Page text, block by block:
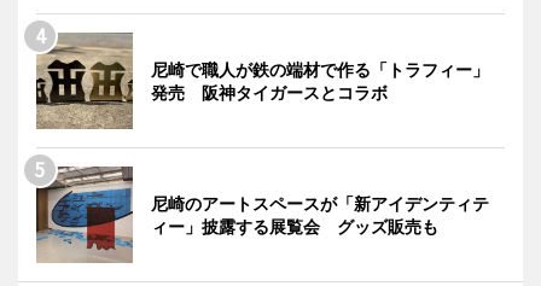
尼崎で職人が鉄の端材で作る「トラフィー」
発売 阪神タイガースとコラボ
尼崎のアートスペースが「新アイデンティテ
ィー」披露する展覧会 グッズ販売も